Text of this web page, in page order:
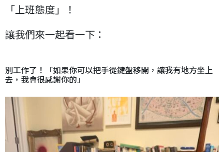
「上班態度」！
讓我們來一起看一下：
別工作了！「如果你可以把手從鍵盤移開，讓我有地方坐上
去，我會很感謝你的」